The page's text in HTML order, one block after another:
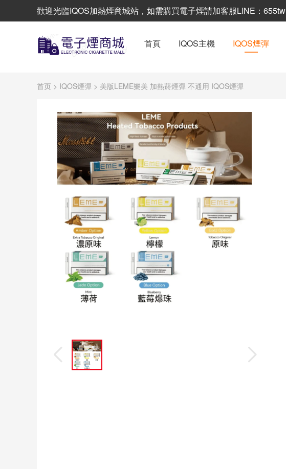
歡迎光臨IQOS加熱煙商城站，如需購買電子煙請加客服LINE：655tw
首頁 IQOS主機 IQOS煙彈
首页 > IQOS煙彈 > 美版LEME樂美 加熱菸煙彈 不通用 IQOS煙彈